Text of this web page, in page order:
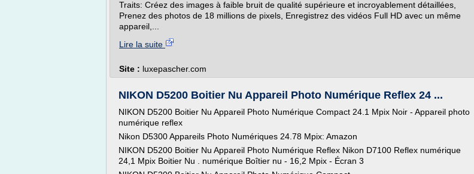
Traits: Créez des images à faible bruit de qualité supérieure et incroyablement détaillées,
Prenez des photos de 18 millions de pixels, Enregistrez des vidéos Full HD avec un même
appareil,...
Lire la suite
Site : luxepascher.com
NIKON D5200 Boitier Nu Appareil Photo Numérique Reflex 24 ...
NIKON D5200 Boitier Nu Appareil Photo Numérique Compact 24.1 Mpix Noir - Appareil photo
numérique reflex
Nikon D5300 Appareils Photo Numériques 24.78 Mpix: Amazon
NIKON D5200 Boitier Nu Appareil Photo Numérique Reflex Nikon D7100 Reflex numérique
24,1 Mpix Boitier Nu . numérique Boîtier nu - 16,2 Mpix - Écran 3